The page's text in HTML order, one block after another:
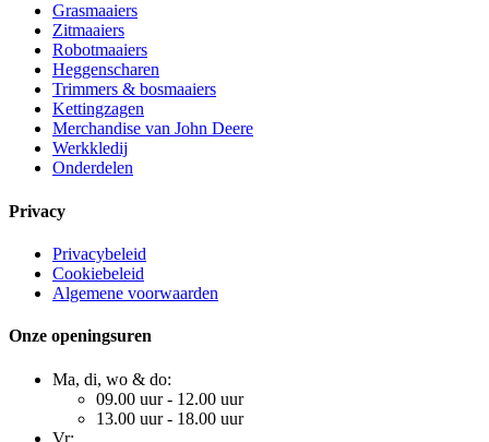
Grasmaaiers
Zitmaaiers
Robotmaaiers
Heggenscharen
Trimmers & bosmaaiers
Kettingzagen
Merchandise van John Deere
Werkkledij
Onderdelen
Privacy
Privacybeleid
Cookiebeleid
Algemene voorwaarden
Onze openingsuren
Ma, di, wo & do:
09.00 uur - 12.00 uur
13.00 uur - 18.00 uur
Vr: